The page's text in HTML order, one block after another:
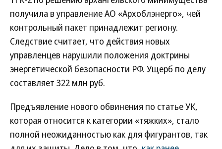
получила в управление АО «Архоблэнерго», чей
контрольный пакет принадлежит региону.
Следствие считает, что действия новых
управленцев нарушили положения доктрины
энергетической безопасности РФ. Ущерб по делу
составляет 322 млн руб.
Предъявление нового обвинения по статье УК,
которая относится к категории «тяжких», стало
полной неожиданностью как для фигурантов, так